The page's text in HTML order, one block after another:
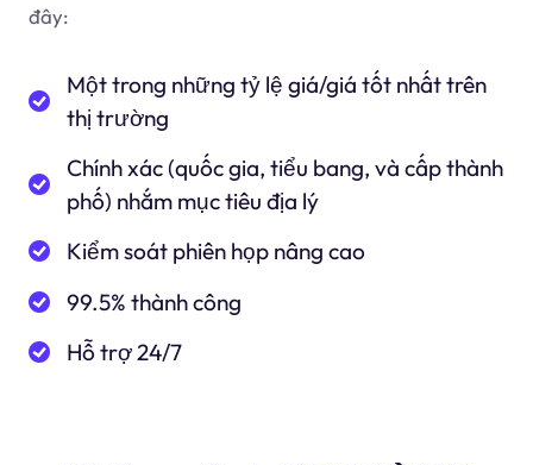
đây:
Một trong những tỷ lệ giá/giá tốt nhất trên
thị trường
Chính xác (quốc gia, tiểu bang, và cấp thành
phố) nhắm mục tiêu địa lý
Kiểm soát phiên họp nâng cao
99.5% thành công
Hỗ trợ 24/7